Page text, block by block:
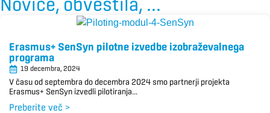
Novice, obvestila, ...
Erasmus+ SenSyn pilotne izvedbe izobraževalnega
programa
19 decembra, 2024
V času od septembra do decembra 2024 smo partnerji projekta
Erasmus+ SenSyn izvedli pilotiranja...
Preberite več >